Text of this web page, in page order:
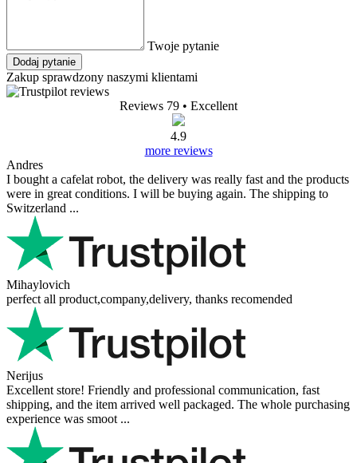
Twoje pytanie
Dodaj pytanie
Zakup sprawdzony naszymi klientami
Reviews 79 • Excellent
4.9
more reviews
Andres
I bought a cafelat robot, the delivery was really fast and the products
were in great conditions. I will be buying again. The shipping to
Switzerland ...
Mihaylovich
perfect all product,company,delivery, thanks recomended
Nerijus
Excellent store! Friendly and professional communication, fast
shipping, and the item arrived well packaged. The whole purchasing
experience was smoot ...